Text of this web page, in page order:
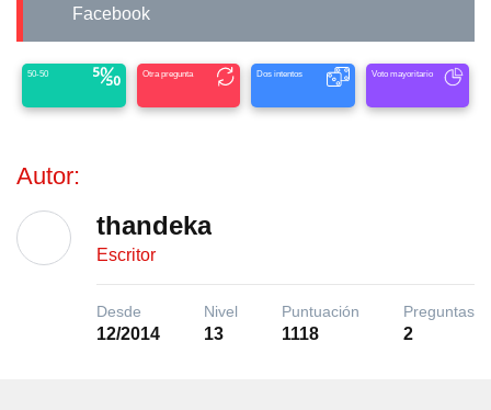
Facebook
50-50 Otra pregunta Dos intentos Voto mayoritario
Autor:
thandeka
Escritor
Desde
12/2014
Nivel
13
Puntuación
1118
Preguntas
2